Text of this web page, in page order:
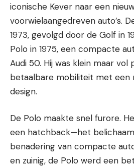
iconische Kever naar een
voorwielaangedreven auto’s.
1973, gevolgd door de Golf in
Polo in 1975, een compacte
Audi 50. Hij was klein maar
betaalbare mobiliteit met een
design.
De Polo maakte snel furore.
een hatchback—het
benadering van compacte
en zuinig, de Polo werd een